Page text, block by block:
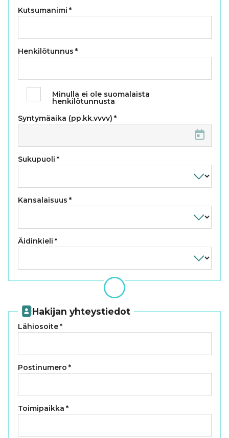
Kutsumanimi *
Henkilötunnus *
Minulla ei ole suomalaista
henkilötunnusta
Syntymäaika (pp.kk.vvvv) *
Sukupuoli *
Kansalaisuus *
Äidinkieli *
Hakijan yhteystiedot
Lähiosoite*
Postinumero *
Toimipaikka *